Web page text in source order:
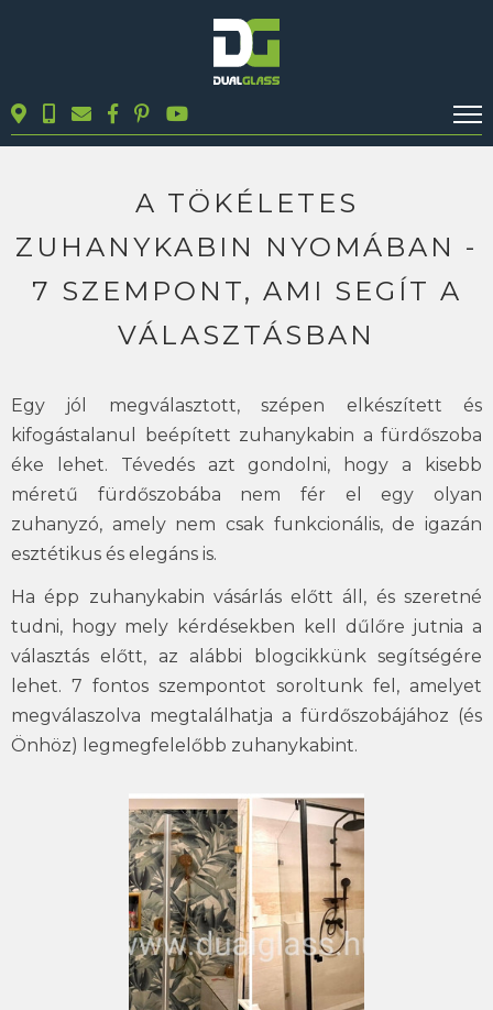
TERMÉKEK
KAPCSOLAT
A TÖKÉLETES
ZUHANYKABIN NYOMÁBAN -
7 SZEMPONT, AMI SEGÍT A
VÁLASZTÁSBAN
Egy jól megválasztott, szépen elkészített és
kifogástalanul beépített zuhanykabin a fürdőszoba
éke lehet. Tévedés azt gondolni, hogy a kisebb
méretű fürdőszobába nem fér el egy olyan
zuhanyzó, amely nem csak funkcionális, de igazán
esztétikus és elegáns is.
Ha épp zuhanykabin vásárlás előtt áll, és szeretné
tudni, hogy mely kérdésekben kell dűlőre jutnia a
választás előtt, az alábbi blogcikkünk segítségére
lehet. 7 fontos szempontot soroltunk fel, amelyet
megválaszolva megtalálhatja a fürdőszobájához (és
Önhöz) legmegfelelőbb zuhanykabint.